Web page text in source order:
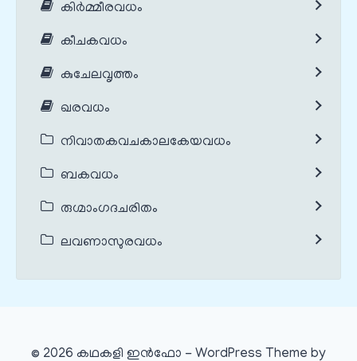
കിർമ്മീരവധം
കീചകവധം
കുചേലവൃത്തം
ഖരവധം
നിവാതകവചകാലകേയവധം
ബകവധം
രുഗ്മാംഗദചരിതം
ലവണാസുരവധം
© 2026 കഥകളി ഇൻഫോ - WordPress Theme by